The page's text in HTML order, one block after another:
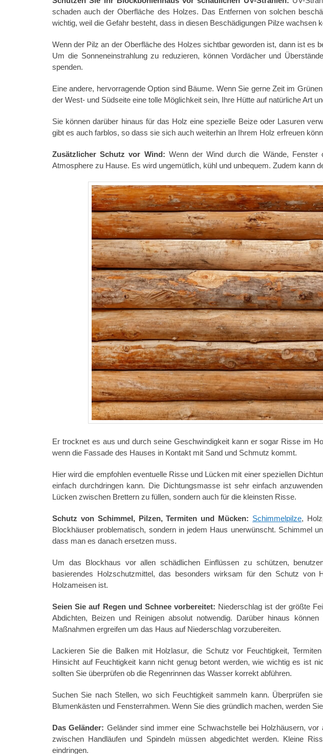
schaden auch der Oberfläche des Holzes. Das Entfernen von solchen
wichtig, weil die Gefahr besteht, dass in diesen Beschädigungen Pilze wachsen
Wenn der Pilz an der Oberfläche des Holzes sichtbar geworden ist, dann ist es
Um die Sonneneinstrahlung zu reduzieren, können Vordächer und
spenden.
Eine andere, hervorragende Option sind Bäume. Wenn Sie gerne Zeit im
der West- und Südseite eine tolle Möglichkeit sein, Ihre Hütte auf natürliche Art
Sie können darüber hinaus für das Holz eine spezielle Beize oder Lasuren
gibt es auch farblos, so dass sie sich auch weiterhin an Ihrem Holz erfreuen
Zusätzlicher Schutz vor Wind: Wenn der Wind durch die Wände,
Atmosphere zu Hause. Es wird ungemütlich, kühl und unbequem. Zudem kann
Er trocknet es aus und durch seine Geschwindigkeit kann er sogar Risse im
wenn die Fassade des Hauses in Kontakt mit Sand und Schmutz kommt.
Hier wird die empfohlen eventuelle Risse und Lücken mit einer speziellen
einfach durchdringen kann. Die Dichtungsmasse ist sehr einfach
Lücken zwischen Brettern zu füllen, sondern auch für die kleinsten Risse.
Schutz von Schimmel, Pilzen, Termiten und Mücken: Schimmelpilze,
Blockhäuser problematisch, sondern in jedem Haus unerwünscht. Schimmel
dass man es danach ersetzen muss.
Um das Blockhaus vor allen schädlichen Einflüssen zu schützen,
basierendes Holzschutzmittel, das besonders wirksam für den Schutz von
Holzameisen ist.
Seien Sie auf Regen und Schnee vorbereitet: Niederschlag ist der größte
Abdichten, Beizen und Reinigen absolut notwendig. Darüber hinaus
Maßnahmen ergreifen um das Haus auf Niederschlag vorzubereiten.
Lackieren Sie die Balken mit Holzlasur, die Schutz vor Feuchtigkeit,
Hinsicht auf Feuchtigkeit kann nicht genug betont werden, wie wichtig es ist
sollten Sie überprüfen ob die Regenrinnen das Wasser korrekt abführen.
Suchen Sie nach Stellen, wo sich Feuchtigkeit sammeln kann. Überprüfen
Blumenkästen und Fensterrahmen. Wenn Sie dies gründlich machen, werden
Das Geländer: Geländer sind immer eine Schwachstelle bei Holzhäusern,
zwischen Handläufen und Spindeln müssen abgedichtet werden. Kleine
eindringen.